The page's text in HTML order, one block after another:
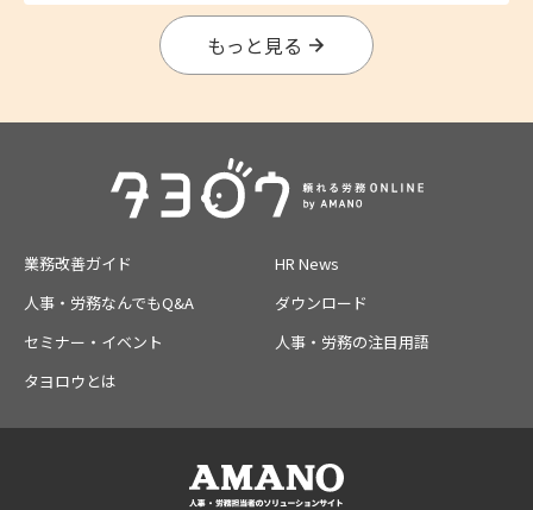
もっと見る
業務改善ガイド
HR News
人事・労務なんでもQ&A
ダウンロード
セミナー・イベント
人事・労務の注目用語
タヨロウとは